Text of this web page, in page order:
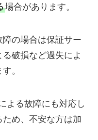
場合があります。
の場合は保証サー
破損など過失によ
。
よる故障にも対応し
め、不安な方は加